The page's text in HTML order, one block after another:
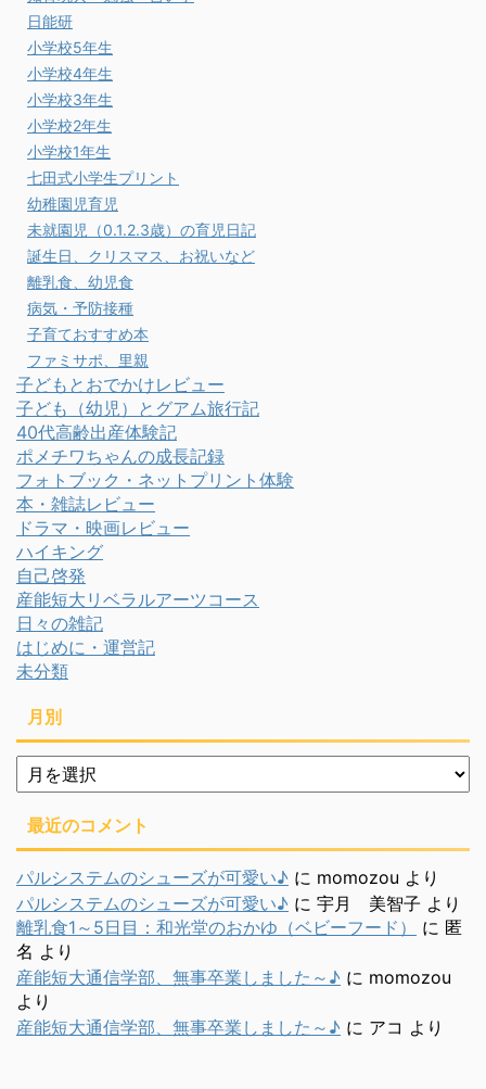
日能研
小学校5年生
小学校4年生
小学校3年生
小学校2年生
小学校1年生
七田式小学生プリント
幼稚園児育児
未就園児（0.1.2.3歳）の育児日記
誕生日、クリスマス、お祝いなど
離乳食、幼児食
病気・予防接種
子育ておすすめ本
ファミサポ、里親
子どもとおでかけレビュー
子ども（幼児）とグアム旅行記
40代高齢出産体験記
ポメチワちゃんの成長記録
フォトブック・ネットプリント体験
本・雑誌レビュー
ドラマ・映画レビュー
ハイキング
自己啓発
産能短大リベラルアーツコース
日々の雑記
はじめに・運営記
未分類
月別
月
別
最近のコメント
パルシステムのシューズが可愛い♪ に momozou より
パルシステムのシューズが可愛い♪ に 宇月 美智子 より
離乳食1～5日目：和光堂のおかゆ（ベビーフード）
に 匿
名 より
産能短大通信学部、無事卒業しました～♪ に momozou
より
産能短大通信学部、無事卒業しました～♪ に アコ より